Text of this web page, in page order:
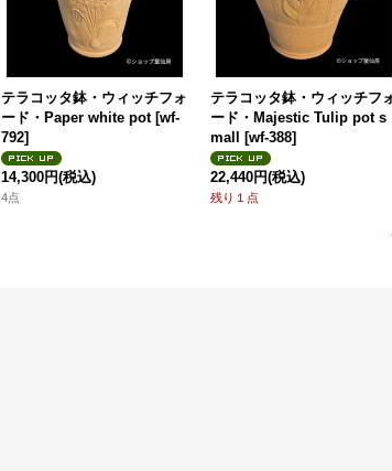
テラコッタ鉢・ウィッチフォ
ード・Paper white pot [wf-
792]
14,300円(税込)
4点
テラコッタ鉢・ウィッチフ
ード・Majestic Tulip pot s
mall
[wf-388]
22,440円(税込)
残り１点